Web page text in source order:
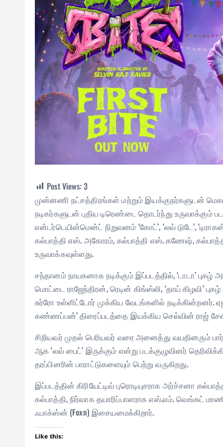
Post Views: 3
முன்னணி நட்சத்திரங்கள் மற்றும் இயக்குநர்களுடன்
நடிகர்களுடன் புதிய டிரெண்டை தொடர்ந்து உருவாக்கும்
என்டர்டெயின்மென்ட் நிறுவனம் ‘கோட்’, ‘லவ் டுடே’,
கல்பாத்தி எஸ். அகோரம், கல்பாத்தி எஸ். கணேஷ், கல்பாத்தி
உருவாக்கவுள்ளது.
சந்தானம் நாயகனாக நடிக்கும் இப்படத்தில், ‘டாடா’
மொட்டை ராஜேந்திரன், ரெடின் கிங்ஸ்லி, ‘தாய் கிழவி’
சுர்ரோ உள்ளிட்டோர் முக்கிய வேடங்களில் நடிக்கின்றனர்.
கண்ணப்பன்’ திரைப்படத்தை இயக்கிய செல்வின் ராஜ்
சிறியவர் முதல் பெரியவர் வரை அனைத்து வயதினரும்
ஆக ‘லவ் பைட்’ இருக்கும் என்று படக்குழுவினர்
தரப்பினரின் பாராட்டுகளையும் பெற்று வருகிறது.
இப்படத்தின் கிரியேட்டிவ் புரொடியுசராக அர்ச்சனா
கல்பாத்தி, நிர்வாக தயாரிப்பாளராக எஸ்.எம். வெங்கட்
ஃபாக்ஸ்ன் (Foxn) இசையமைக்கிறார்.
Like this: